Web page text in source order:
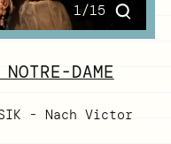
1/15
DAME
- Nach Victor